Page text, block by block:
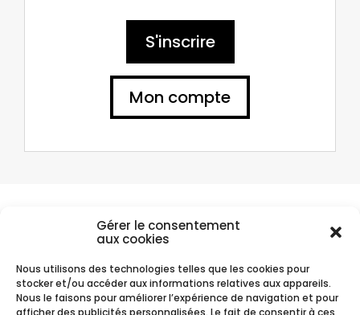
Gérer le consentement
aux cookies
Nous utilisons des technologies telles que les cookies pour
stocker et/ou accéder aux informations relatives aux appareils.
Nous le faisons pour améliorer l’expérience de navigation et pour
afficher des publicités personnalisées. Le fait de consentir à ces
S'inscrire
Mon compte
Compte client
commandes sur votre compte client.